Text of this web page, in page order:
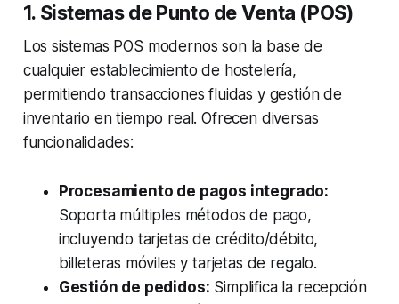
1. Sistemas de Punto de Venta (POS)
Los sistemas POS modernos son la base de
cualquier establecimiento de hostelería,
permitiendo transacciones fluidas y gestión de
inventario en tiempo real. Ofrecen diversas
funcionalidades:
Procesamiento de pagos integrado:
Soporta múltiples métodos de pago,
incluyendo tarjetas de crédito/débito,
billeteras móviles y tarjetas de regalo.
Gestión de pedidos: Simplifica la recepción